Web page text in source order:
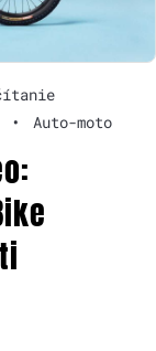
• Auto-moto